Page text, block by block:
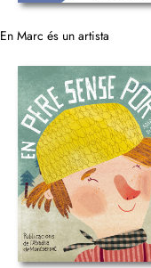
En Marc és un artista